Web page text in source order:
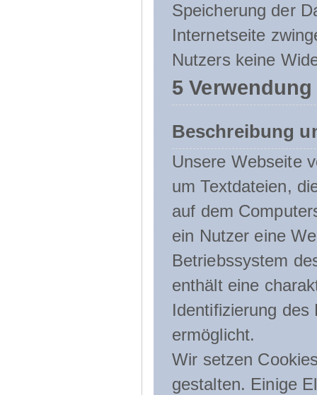
Speicherung der
Internetseite
Nutzers keine
5
Beschreibung
Unsere Webseite
um Textdateien,
auf dem
ein Nutzer eine
Betriebssystem
enthält eine
Identifizierung
ermöglicht.
Wir setzen
gestalten. Einige